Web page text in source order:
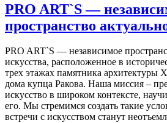
PRO ART`S —
пространство
PRO ART`S — независимое
искусства, расположенное в
трех этажах памятника архитектуры
дома купца Ракова. Наша миссия –
искусство в широком контексте,
его. Мы стремимся создать такие
встречи с искусством станут